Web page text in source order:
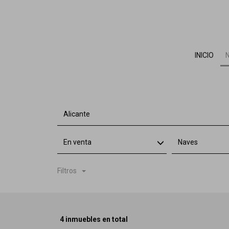
INICIO
Alicante
En venta Naves
Filtros
4 inmuebles en total